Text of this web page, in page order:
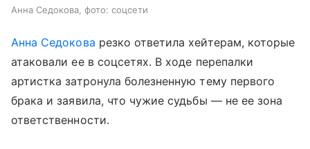
Анна Седокова, фото: соцсети
Анна Седокова резко ответила хейтерам, которые
атаковали ее в соцсетях. В ходе перепалки
артистка затронула болезненную тему первого
брака и заявила, что чужие судьбы — не ее зона
ответственности.